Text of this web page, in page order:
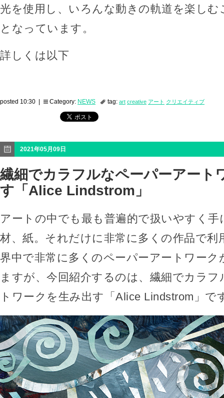
光を使用し、いろんな動きの軌道を楽し
となっています。
詳しくは以下
posted 10:30 | Category: NEWS tag: art creative アート クリエイティブ
2021年05月09日
繊細でカラフルなペーパーアート
す「Alice Lindstrom」
アートの中でも最も普遍的で扱いやすく手
材、紙。それだけに非常に多くの作品で利
界中で非常に多くのペーパーアートワーク
ますが、今回紹介するのは、繊細でカラ
トワークを生み出す「Alice Lindstrom」で